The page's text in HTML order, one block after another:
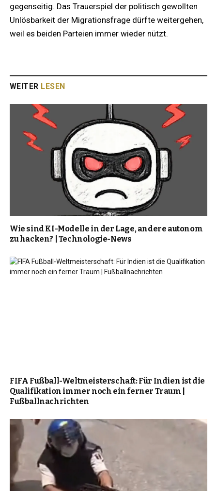
gegenseitig. Das Trauerspiel der politisch gewollten
Unlösbarkeit der Migrationsfrage dürfte weitergehen,
weil es beiden Parteien immer wieder nützt.
WEITER LESEN
Wie sind KI-Modelle in der Lage, andere autonom
zu hacken? | Technologie-News
FIFA Fußball-Weltmeisterschaft: Für Indien ist die
Qualifikation immer noch ein ferner Traum |
Fußballnachrichten